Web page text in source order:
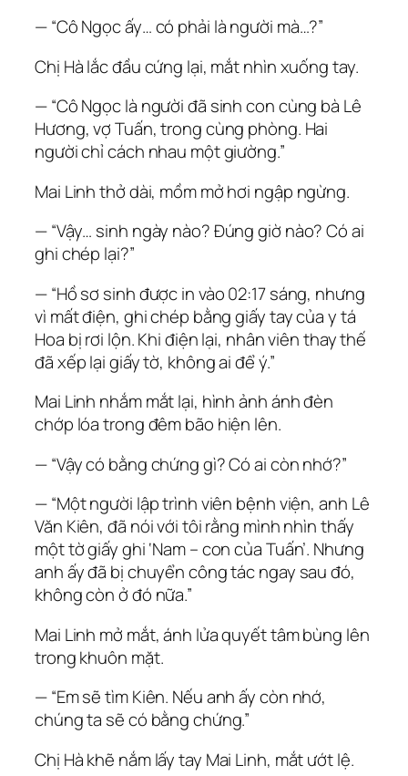
— “Cô Ngọc ấy… có phải là người mà…?”
Chị Hà lắc đầu cứng lại, mắt nhìn xuống tay.
— “Cô Ngọc là người đã sinh con cùng bà Lê
Hương, vợ Tuấn, trong cùng phòng. Hai
người chỉ cách nhau một giường.”
Mai Linh thở dài, mồm mở hơi ngập ngừng.
— “Vậy… sinh ngày nào? Đúng giờ nào? Có ai
ghi chép lại?”
— “Hồ sơ sinh được in vào 02:17 sáng, nhưng
vì mất điện, ghi chép bằng giấy tay của y tá
Hoa bị rơi lộn. Khi điện lại, nhân viên thay thế
đã xếp lại giấy tờ, không ai để ý.”
Mai Linh nhắm mắt lại, hình ảnh ánh đèn
chớp lóa trong đêm bão hiện lên.
— “Vậy có bằng chứng gì? Có ai còn nhớ?”
— “Một người lập trình viên bệnh viện, anh Lê
Văn Kiên, đã nói với tôi rằng mình nhìn thấy
một tờ giấy ghi ‘Nam – con của Tuấn’. Nhưng
anh ấy đã bị chuyển công tác ngay sau đó,
không còn ở đó nữa.”
Mai Linh mở mắt, ánh lửa quyết tâm bùng lên
trong khuôn mặt.
— “Em sẽ tìm Kiên. Nếu anh ấy còn nhớ,
chúng ta sẽ có bằng chứng.”
Chị Hà khẽ nắm lấy tay Mai Linh, mắt ướt lệ.